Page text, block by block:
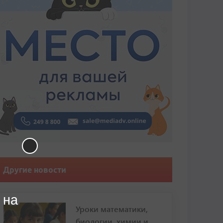
Другие новости
Уроки математики,